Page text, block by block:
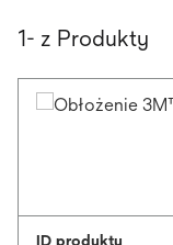
1- z Produkty
ID produktu